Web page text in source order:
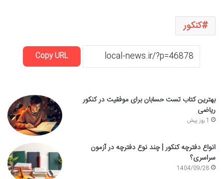
کنکور
Copy URL
بهترین کتاب تست حسابان برای موفقیت در کنکور
ریاضی
1 روز پیش
انواع دفترچه کنکور | چند نوع دفترچه در آزمون
سراسری؟
1404/09/28